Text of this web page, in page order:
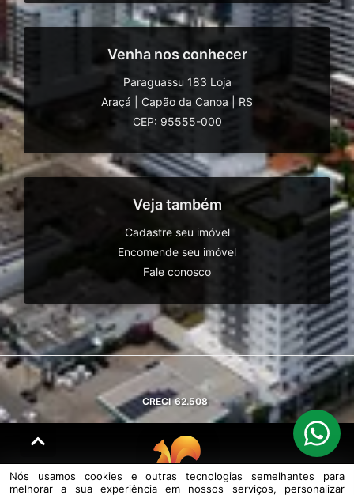
Venha nos conhecer
Paraguassu 183 Loja
Araçá
Capão da Canoa
RS
CEP: 95555-000
Veja também
Cadastre seu imóvel
Encomende seu imóvel
Fale conosco
CRECI 62.508
© DESENVOLVIDO PELAAGIL.NET
Nós usamos cookies e outras tecnologias semelhantes para
melhorar a sua experiência em nossos serviços, personalizar